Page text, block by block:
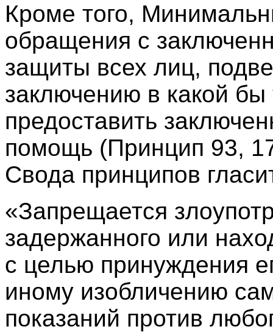
Кроме того,
обращения с
защиты всех лиц,
заключению в какой
предоставить
помощь (Принцип 93,
Свода принципов
«Запрещается
задержанного или
с целью принуждения
иному изобличению
показаний против